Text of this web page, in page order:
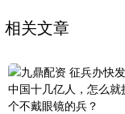
相关文章